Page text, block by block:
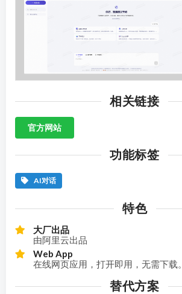
相关链接
官方网站
功能标签
AI对话
特色
大厂出品
由阿里云出品
Web App
在线网页应用，打开即用，无需下载。
替代方案